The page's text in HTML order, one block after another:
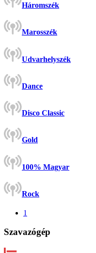
Háromszék
Marosszék
Udvarhelyszék
Dance
Disco Classic
Gold
100% Magyar
Rock
1
Szavazógép